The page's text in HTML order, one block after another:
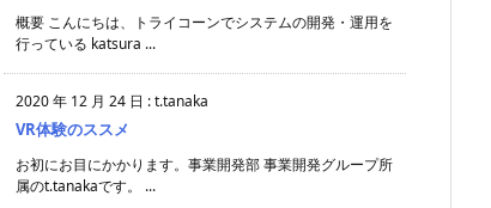
概要 こんにちは、トライコーンでシステムの開発・運用を
行っている katsura ...
2020 年 12 月 24 日 :t.tanaka
VR体験のススメ
お初にお目にかかります。事業開発部 事業開発グループ所
属のt.tanakaです。 ...